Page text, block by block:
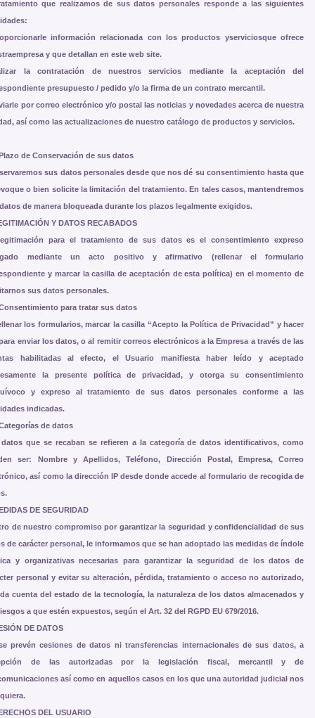
que realizamos de sus datos personales responde a las siguientes
información relacionada con los productos yserviciosque ofrece
y que detallan en este web site.
la contratación de nuestros servicios mediante la aceptación del
presupuesto / pedido y/o la firma de un contrato mercantil.
por correo electrónico y/o postal las noticias y novedades acerca de nuestra
así como las actualizaciones de nuestro catálogo de productos y servicios.
de Conservación de sus datos
sus datos personales desde que nos dé su consentimiento hasta que
o bien solicite la limitación del tratamiento. En tales casos, mantendremos
de manera bloqueada durante los plazos legalmente exigidos.
Y DATOS RECABADOS
para el tratamiento de sus datos es el consentimiento expreso
mediante un acto positivo y afirmativo (rellenar el formulario
y marcar la casilla de aceptación de esta política) en el momento de
sus datos personales.
para tratar sus datos
los formularios, marcar la casilla “Acepto la Política de Privacidad” y hacer
enviar los datos, o al remitir correos electrónicos a la Empresa a través de las
habilitadas al efecto, el Usuario manifiesta haber leído y aceptado
la presente política de privacidad, y otorga su consentimiento
y expreso al tratamiento de sus datos personales conforme a las
indicadas.
de datos
que se recaban se refieren a la categoría de datos identificativos, como
ser: Nombre y Apellidos, Teléfono, Dirección Postal, Empresa, Correo
así como la dirección IP desde donde accede al formulario de recogida de
DE SEGURIDAD
de nuestro compromiso por garantizar la seguridad y confidencialidad de sus
de carácter personal, le informamos que se han adoptado las medidas de índole
y organizativas necesarias para garantizar la seguridad de los datos de
personal y evitar su alteración, pérdida, tratamiento o acceso no autorizado,
cuenta del estado de la tecnología, la naturaleza de los datos almacenados y
a que estén expuestos, según el Art. 32 del RGPD EU 679/2016.
DE DATOS
prevén cesiones de datos ni transferencias internacionales de sus datos, a
de las autorizadas por la legislación fiscal, mercantil y de
así como en aquellos casos en los que una autoridad judicial nos
DEL USUARIO